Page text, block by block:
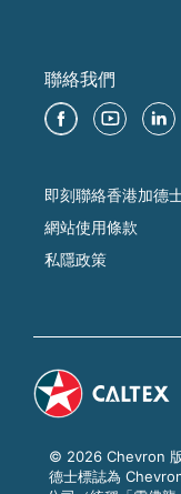
聯絡我們
即刻聯絡香港加德
網站使用條款
私隱政策
© 2026 Chevron 版
德士標誌為